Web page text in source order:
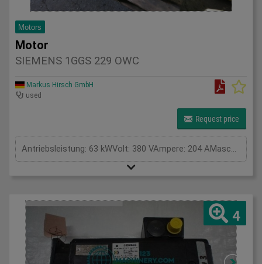
Motors
Motor
SIEMENS 1GGS 229 OWC
Markus Hirsch GmbH
used
Request price
Antriebsleistung: 63 kWVolt: 380 VAmpere: 204 AMaschinengewicht ca.: 0,76 tRaumbedarf ca.: . m
4